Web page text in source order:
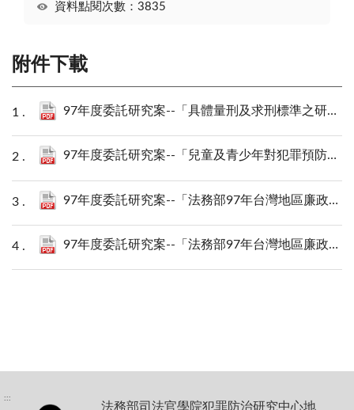
資料點閱次數：3835
附件下載
97年度委託研究案--「具體量刑及求刑標準之研究」.pdf
97年度委託研究案--「兒童及青少年對犯罪預防認知與作為之研究」.pdf
97年度委託研究案--「法務部97年台灣地區廉政指標民意調查第一次調查報告書」.pdf
97年度委託研究案--「法務部97年台灣地區廉政指標民意調查第二次調查報告書」.pdf
:::
法務部司法官學院犯罪防治研究中心地